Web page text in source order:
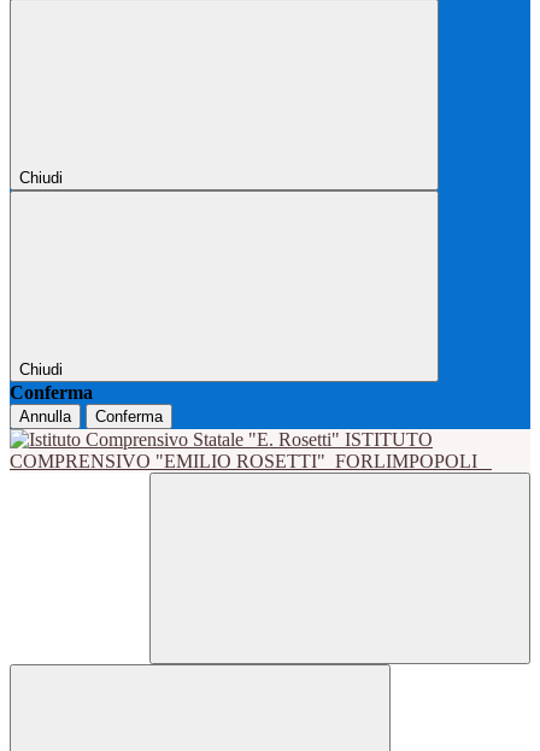
Chiudi
Chiudi
Conferma
Annulla Conferma
ISTITUTO
COMPRENSIVO "EMILIO ROSETTI" FORLIMPOPOLI